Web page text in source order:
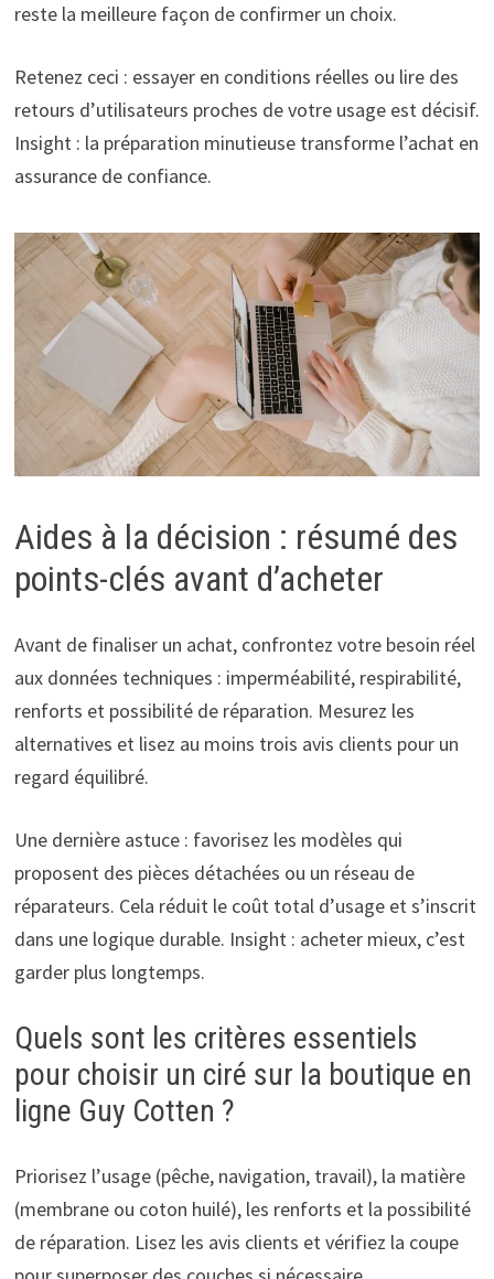
reste la meilleure façon de confirmer un choix.
Retenez ceci : essayer en conditions réelles ou lire des
retours d’utilisateurs proches de votre usage est décisif.
Insight : la préparation minutieuse transforme l’achat en
assurance de confiance.
Aides à la décision : résumé des
points-clés avant d’acheter
Avant de finaliser un achat, confrontez votre besoin réel
aux données techniques : imperméabilité, respirabilité,
renforts et possibilité de réparation. Mesurez les
alternatives et lisez au moins trois avis clients pour un
regard équilibré.
Une dernière astuce : favorisez les modèles qui
proposent des pièces détachées ou un réseau de
réparateurs. Cela réduit le coût total d’usage et s’inscrit
dans une logique durable. Insight : acheter mieux, c’est
garder plus longtemps.
Quels sont les critères essentiels
pour choisir un ciré sur la boutique en
ligne Guy Cotten ?
Priorisez l’usage (pêche, navigation, travail), la matière
(membrane ou coton huilé), les renforts et la possibilité
de réparation. Lisez les avis clients et vérifiez la coupe